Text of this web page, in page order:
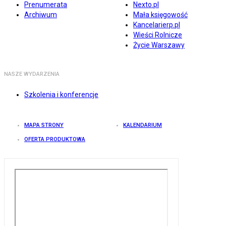
Prenumerata
Archiwum
Nexto.pl
Mała księgowość
Kancelarierp.pl
Wieści Rolnicze
Życie Warszawy
NASZE WYDARZENIA
Szkolenia i konferencje
MAPA STRONY KALENDARIUM
OFERTA PRODUKTOWA